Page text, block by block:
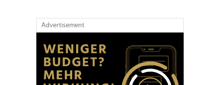
Advertisement